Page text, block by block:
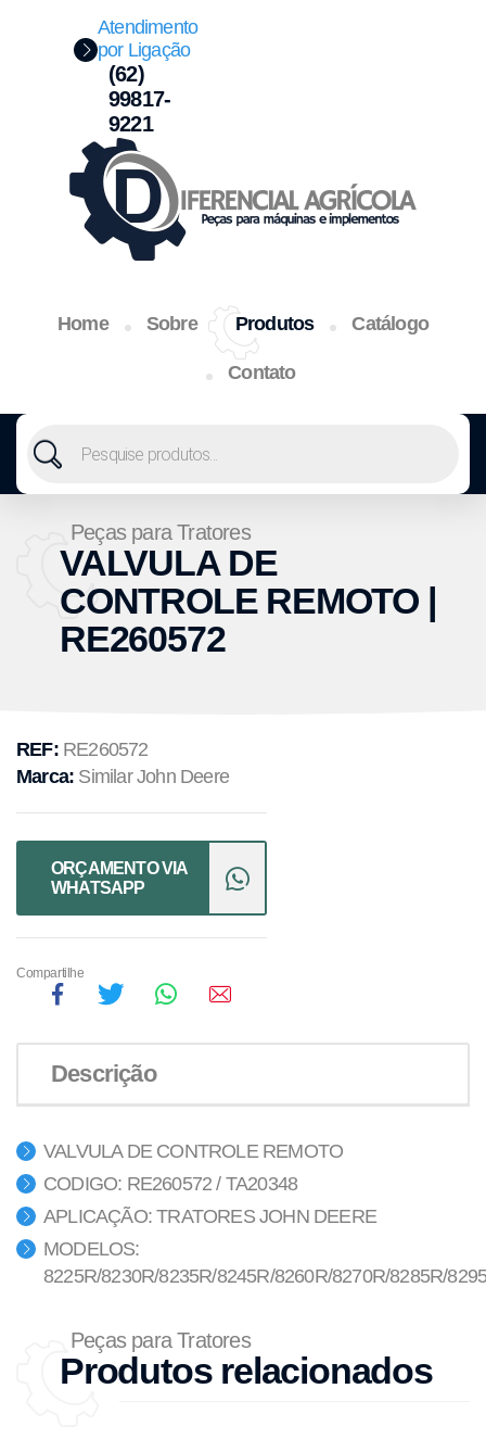
Home Sobre Produtos Catálogo
Contato
Atendimento
por Ligação
(62)
99817-
9221
Peças para Tratores
VALVULA DE
CONTROLE REMOTO |
RE260572
REF: RE260572
Marca: Similar John Deere
ORÇAMENTO VIA
WHATSAPP
Compartilhe
Descrição
VALVULA DE CONTROLE REMOTO
CODIGO: RE260572 / TA20348
APLICAÇÃO: TRATORES JOHN DEERE
MODELOS:
8225R/8230R/8235R/8245R/8260R/8270R/8285R/
Peças para Tratores
Produtos relacionados